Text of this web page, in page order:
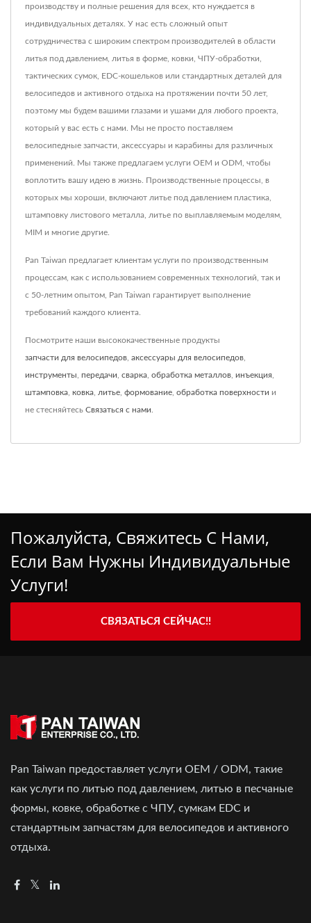
производству и полные решения для всех, кто нуждается в
индивидуальных деталях. У нас есть сложный опыт
сотрудничества с широким спектром производителей в области
литья под давлением, литья в форме, ковки, ЧПУ-обработки,
тактических сумок, EDC-кошельков или стандартных деталей для
велосипедов и активного отдыха на протяжении почти 50 лет,
поэтому мы будем вашими глазами и ушами для любого проекта,
который у вас есть с нами. Мы не просто поставляем
велосипедные запчасти, аксессуары и карабины для различных
применений. Мы также предлагаем услуги OEM и ODM, чтобы
воплотить вашу идею в жизнь. Производственные процессы, в
которых мы хороши, включают литье под давлением пластика,
штамповку листового металла, литье по выплавляемым моделям,
MIM и многие другие.
Pan Taiwan предлагает клиентам услуги по производственным
процессам, как с использованием современных технологий, так и
с 50-летним опытом, Pan Taiwan гарантирует выполнение
требований каждого клиента.
Посмотрите наши высококачественные продукты
запчасти для велосипедов, аксессуары для велосипедов,
инструменты, передачи, сварка, обработка металлов, инъекция,
штамповка, ковка, литье, формование, обработка поверхности и
не стесняйтесь Связаться с нами.
Пожалуйста, Свяжитесь С Нами,
Если Вам Нужны Индивидуальные
Услуги!
СВЯЗАТЬСЯ СЕЙЧАС!!
Pan Taiwan предоставляет услуги OEM / ODM, такие
как услуги по литью под давлением, литью в песчаные
формы, ковке, обработке с ЧПУ, сумкам EDC и
стандартным запчастям для велосипедов и активного
отдыха.